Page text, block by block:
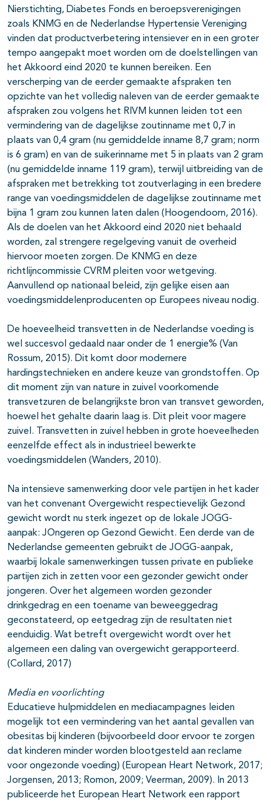
Nierstichting, Diabetes Fonds en beroepsverenigingen
zoals KNMG en de Nederlandse Hypertensie Vereniging
vinden dat productverbetering intensiever en in een groter
tempo aangepakt moet worden om de doelstellingen van
het Akkoord eind 2020 te kunnen bereiken. Een
verscherping van de eerder gemaakte afspraken ten
opzichte van het volledig naleven van de eerder gemaakte
afspraken zou volgens het RIVM kunnen leiden tot een
vermindering van de dagelijkse zoutinname met 0,7 in
plaats van 0,4 gram (nu gemiddelde inname 8,7 gram; norm
is 6 gram) en van de suikerinname met 5 in plaats van 2 gram
(nu gemiddelde inname 119 gram), terwijl uitbreiding van de
afspraken met betrekking tot zoutverlaging in een bredere
range van voedingsmiddelen de dagelijkse zoutinname met
bijna 1 gram zou kunnen laten dalen (Hoogendoorn, 2016).
Als de doelen van het Akkoord eind 2020 niet behaald
worden, zal strengere regelgeving vanuit de overheid
hiervoor moeten zorgen. De KNMG en deze
richtlijncommissie CVRM pleiten voor wetgeving.
Aanvullend op nationaal beleid, zijn gelijke eisen aan
voedingsmiddelenproducenten op Europees niveau nodig.
De hoeveelheid transvetten in de Nederlandse voeding is
wel succesvol gedaald naar onder de 1 energie% (Van
Rossum, 2015). Dit komt door modernere
hardingstechnieken en andere keuze van grondstoffen. Op
dit moment zijn van nature in zuivel voorkomende
transvetzuren de belangrijkste bron van transvet geworden,
hoewel het gehalte daarin laag is. Dit pleit voor magere
zuivel. Transvetten in zuivel hebben in grote hoeveelheden
eenzelfde effect als in industrieel bewerkte
voedingsmiddelen (Wanders, 2010).
Na intensieve samenwerking door vele partijen in het kader
van het convenant Overgewicht respectievelijk Gezond
gewicht wordt nu sterk ingezet op de lokale JOGG-
aanpak: JOngeren op Gezond Gewicht. Een derde van de
Nederlandse gemeenten gebruikt de JOGG-aanpak,
waarbij lokale samenwerkingen tussen private en publieke
partijen zich in zetten voor een gezonder gewicht onder
jongeren. Over het algemeen worden gezonder
drinkgedrag en een toename van beweeggedrag
geconstateerd, op eetgedrag zijn de resultaten niet
eenduidig. Wat betreft overgewicht wordt over het
algemeen een daling van overgewicht gerapporteerd.
(Collard, 2017)
Media en voorlichting
Educatieve hulpmiddelen en mediacampagnes leiden
mogelijk tot een vermindering van het aantal gevallen van
obesitas bij kinderen (bijvoorbeeld door ervoor te zorgen
dat kinderen minder worden blootgesteld aan reclame
voor ongezonde voeding) (European Heart Network, 2017;
Jorgensen, 2013; Romon, 2009; Veerman, 2009). In 2013
publiceerde het European Heart Network een rapport